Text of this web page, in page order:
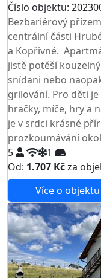
Číslo objektu:
Bezbariérový
centrální části
a Kopřivné.
jistě potěší
snídani nebo
grilování. Pro děti
hračky, míče, hry a
je v srdci krásné
prozkoumávání
5
1
Od: 1.707 Kčza
Více o objektu